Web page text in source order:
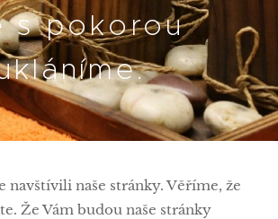
s pokorou
navštívili naše stránky. Věříme, že
Že Vám budou naše stránky